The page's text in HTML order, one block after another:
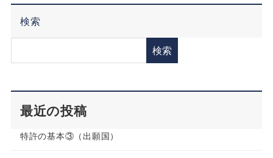
検索
検索
最近の投稿
特許の基本③（出願国）